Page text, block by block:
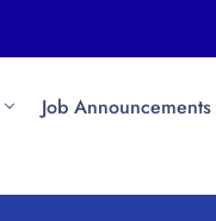
Job Announcements